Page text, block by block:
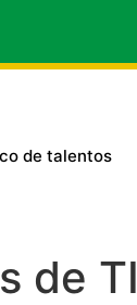
de talentos
de TI